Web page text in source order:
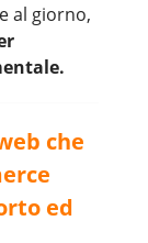
al giorno,
che
ed